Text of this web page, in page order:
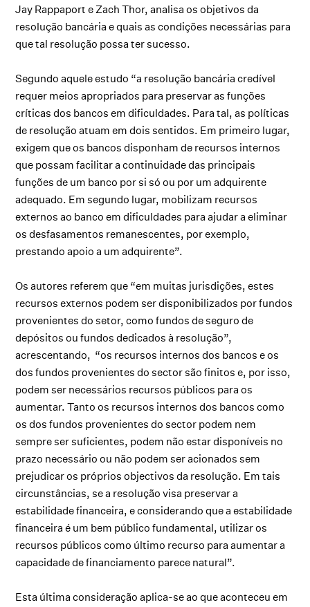
Jay Rappaport e Zach Thor, analisa os objetivos da
resolução bancária e quais as condições necessárias para
que tal resolução possa ter sucesso.
Segundo aquele estudo “a resolução bancária credível
requer meios apropriados para preservar as funções
críticas dos bancos em dificuldades. Para tal, as políticas
de resolução atuam em dois sentidos. Em primeiro lugar,
exigem que os bancos disponham de recursos internos
que possam facilitar a continuidade das principais
funções de um banco por si só ou por um adquirente
adequado. Em segundo lugar, mobilizam recursos
externos ao banco em dificuldades para ajudar a eliminar
os desfasamentos remanescentes, por exemplo,
prestando apoio a um adquirente”.
Os autores referem que “em muitas jurisdições, estes
recursos externos podem ser disponibilizados por fundos
provenientes do setor, como fundos de seguro de
depósitos ou fundos dedicados à resolução”,
acrescentando, “os recursos internos dos bancos e os
dos fundos provenientes do sector são finitos e, por isso,
podem ser necessários recursos públicos para os
aumentar. Tanto os recursos internos dos bancos como
os dos fundos provenientes do sector podem nem
sempre ser suficientes, podem não estar disponíveis no
prazo necessário ou não podem ser acionados sem
prejudicar os próprios objectivos da resolução. Em tais
circunstâncias, se a resolução visa preservar a
estabilidade financeira, e considerando que a estabilidade
financeira é um bem público fundamental, utilizar os
recursos públicos como último recurso para aumentar a
capacidade de financiamento parece natural”.
Esta última consideração aplica-se ao que aconteceu em